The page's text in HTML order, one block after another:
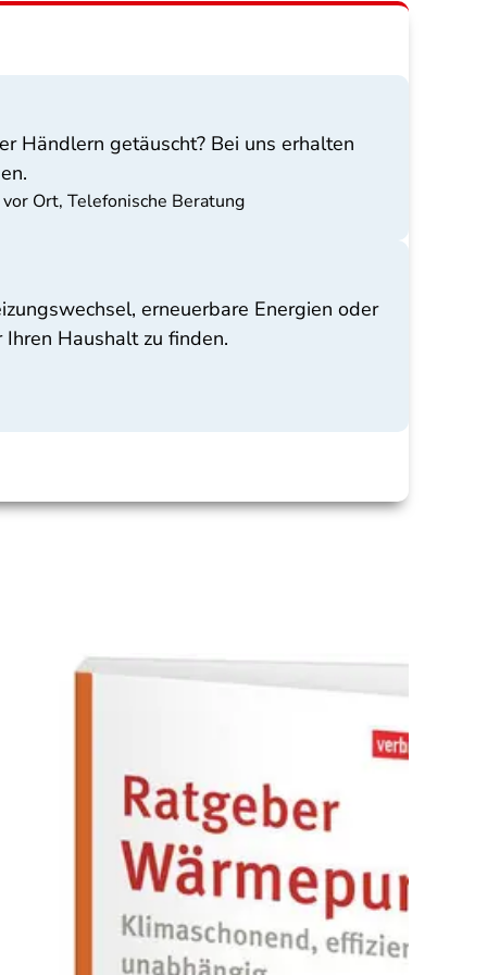
Händlern getäuscht? Bei uns erhalten
Ort, Telefonische Beratung
erneuerbare Energien oder
Haushalt zu finden.